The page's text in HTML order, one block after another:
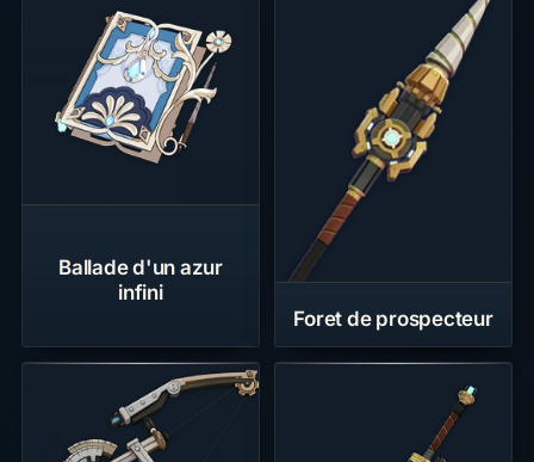
Ballade d'un azur
infini
Foret de prospecteur